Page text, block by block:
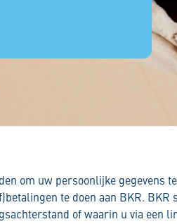
Ik heb een e-mail namens BKR
om uw persoonlijke gegevens
te doen aan BKR. BKR
of waarin u via een